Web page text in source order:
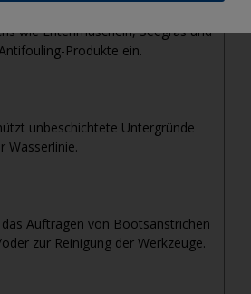
wie Entenmuscheln, Seegras und
Produkte ein.
unbeschichtete Untergründe
Wasserlinie.
Auftragen von Bootsanstrichen
zur Reinigung der Werkzeuge.